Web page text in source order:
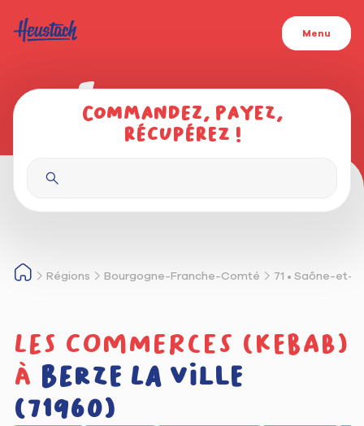
Menu
Commandez, payez,
récupérez !
Régions Bourgogne-Franche-Comté 71 • Saône-et-
Les commerces (kebab)
à Berze La Ville
(71960)